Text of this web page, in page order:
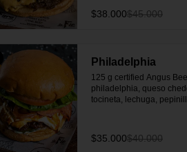
$38.000$45.000
Philadelphia
125 g certified Angus
philadelphia, queso
tocineta, lechuga,
$35.000$40.000